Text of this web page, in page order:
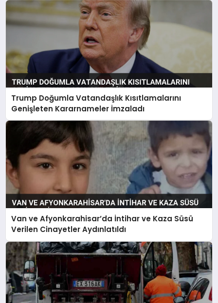
Trump Doğumla Vatandaşlık Kısıtlamalarını
Genişleten Kararnameler İmzaladı
Van ve Afyonkarahisar’da İntihar ve Kaza Süsü
Verilen Cinayetler Aydınlatıldı